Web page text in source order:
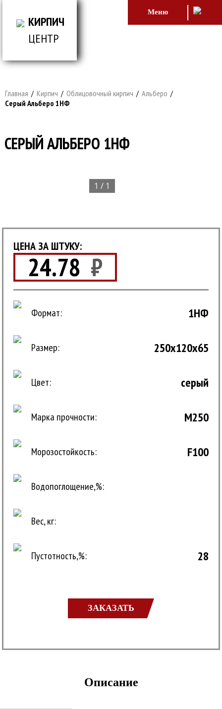
КИРПИЧ
ЦЕНТР
Меню
Главная / Кирпич / Облицовочный кирпич / Альберо /
Серый Альберо 1НФ
СЕРЫЙ АЛЬБЕРО 1НФ
1 / 1
ЦЕНА ЗА ШТУКУ:
24.78 ₽
Формат: 1НФ
Размер: 250x120x65
Цвет: серый
Марка прочности: M250
Морозостойкость: F100
Водопоглощение,%:
Вес, кг:
Пустотность,%: 28
ЗАКАЗАТЬ
Описание